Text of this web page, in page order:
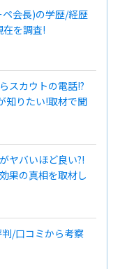
会長)の学歴/経歴
在を調査!
スカウトの電話!?
知りたい!取材で聞
ヤバいほど良い?!
果の真相を取材し
/口コミから考察